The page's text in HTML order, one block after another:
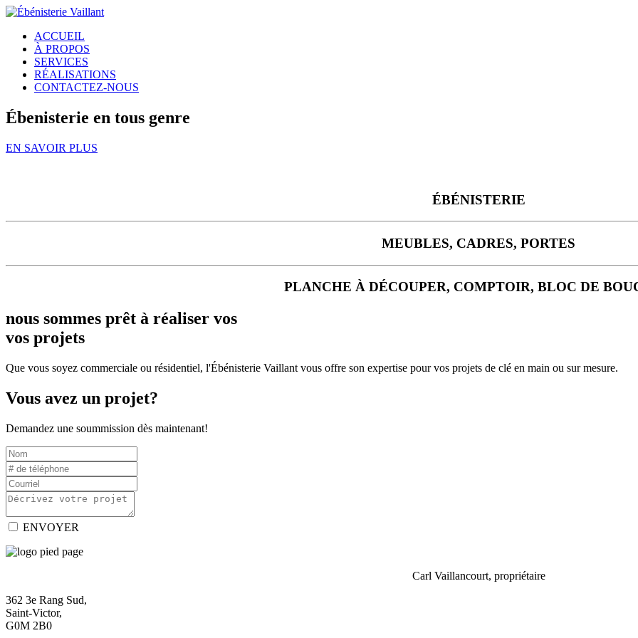
ACCUEIL
À PROPOS
SERVICES
RÉALISATIONS
CONTACTEZ-NOUS
Ébenisterie en tous genre
EN SAVOIR PLUS
ÉBÉNISTERIE
MEUBLES, CADRES, PORTES
PLANCHE À DÉCOUPER, COMPTOIR, BLOC DE
nous sommes prêt à réaliser vos
vos projets
Que vous soyez commerciale ou résidentiel, l'Ébénisterie Vaillant vous offre son expertise pour vos projets de clé en main ou sur mesure.
Vous avez un projet?
Demandez une soummission dès maintenant!
ENVOYER
Carl Vaillancourt, propriétaire
362 3e Rang Sud,
Saint-Victor,
G0M 2B0